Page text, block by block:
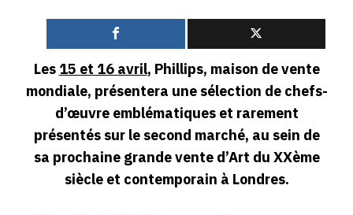
Les15 et 16 avril, Phillips, maison de vente
mondiale, présentera une sélection de chefs-
d’œuvre emblématiques et rarement
présentés sur le second marché, au sein de
sa prochaine grande vente d’Art du XXème
siècle et contemporain à Londres.